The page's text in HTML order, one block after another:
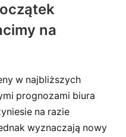
na
w najbliższych
prognozami biura
na razie
wyznaczają nowy